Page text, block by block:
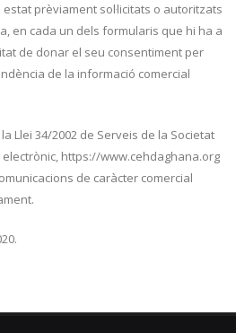
prèviament sol·licitats o autoritzats
en cada un dels formularis que hi ha a
de donar el seu consentiment per
de la informació comercial
Llei 34/2002 de Serveis de la Societat
https://www.cehdaghana.org
de caràcter comercial